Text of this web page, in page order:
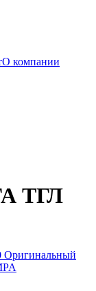
О компании
ТГЛ